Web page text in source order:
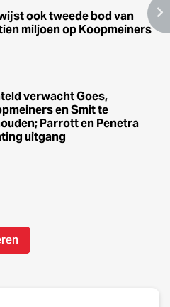
ook tweede bod van
miljoen op Koopmeiners
verwacht Goes,
en Smit te
Parrott en Penetra
uitgang